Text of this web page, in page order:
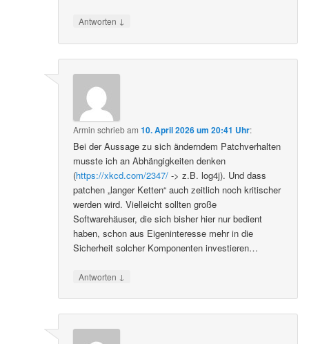
Antworten ↓
Armin schriebam10. April 2026 um 20:41 Uhr:
Bei der Aussage zu sich änderndem Patchverhalten
musste ich an Abhängigkeiten denken
(https://xkcd.com/2347/ -> z.B. log4j). Und dass
patchen „langer Ketten“ auch zeitlich noch kritischer
werden wird. Vielleicht sollten große
Softwarehäuser, die sich bisher hier nur bedient
haben, schon aus Eigeninteresse mehr in die
Sicherheit solcher Komponenten investieren…
Antworten ↓